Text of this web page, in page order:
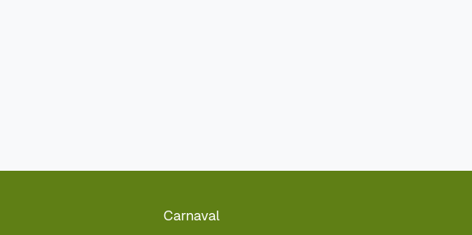
Carnaval